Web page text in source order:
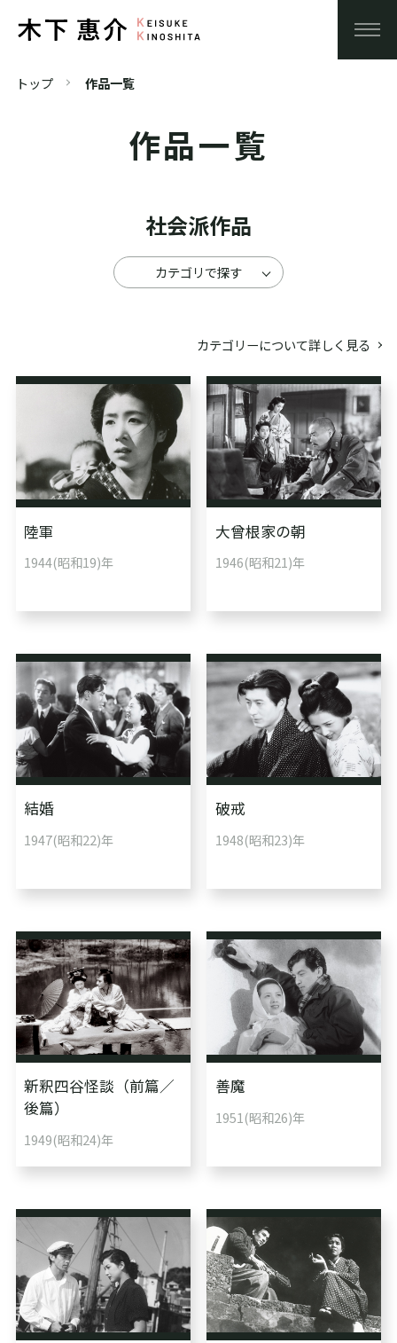
トップ 作品一覧
作品一覧
社会派作品
カテゴリで探す
カテゴリーについて詳しく見る
陸軍
1944(昭和19)年
大曾根家の朝
1946(昭和21)年
結婚
1947(昭和22)年
破戒
1948(昭和23)年
新釈四谷怪談（前篇／
後篇）
1949(昭和24)年
善魔
1951(昭和26)年